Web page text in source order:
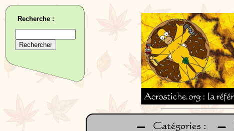
Recherche :